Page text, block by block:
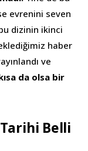
evrenini seven
dizinin ikinci
haber
ve
da olsa bir
Belli